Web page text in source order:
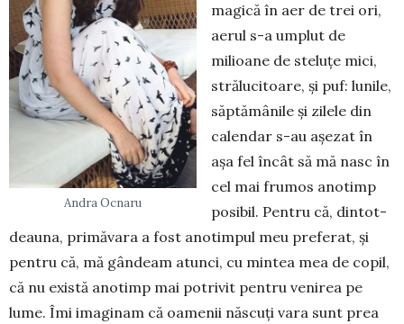
Andra Ocnaru
magică în aer de trei ori,
aerul s-a umplut de
milioane de steluțe mici,
strălucitoare, și puf: lunile,
săptămânile și zilele din
calendar s-au așezat în
așa fel încât să mă nasc în
cel mai frumos anotimp
posibil. Pentru că, dintot­
deauna, pri­măvara a fost anotimpul meu prefe­rat, și
pentru că, mă gândeam atunci, cu mintea mea de copil,
că nu există anotimp mai potrivit pen­tru veni­rea pe
lume. Îmi imaginam că oamenii năs­cuți vara sunt prea